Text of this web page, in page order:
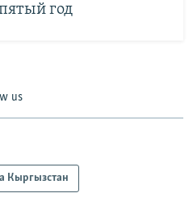
год
us
Кыргызстан